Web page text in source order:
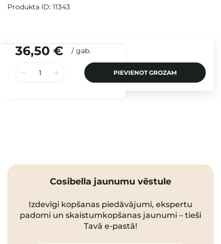
36,50 € / gab.
PIEVIENOT GROZAM
Produkta ID: 11343
Cosibella jaunumu vēstule
Izdevīgi kopšanas piedāvājumi, ekspertu
padomi un skaistumkopšanas jaunumi – tieši
Tavā e-pastā!